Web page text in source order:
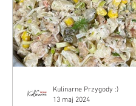
Kulinarne Przygody :)
13 maj 2024